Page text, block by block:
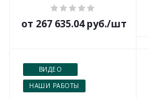
от 267 635.04 руб./шт
ВИДЕО
НАШИ РАБОТЫ